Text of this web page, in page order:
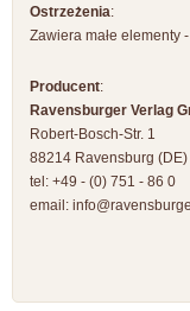
Ostrzeżenia:
Zawiera małe elementy
Producent:
Ravensburger Verlag
Robert-Bosch-Str. 1
88214 Ravensburg (DE)
tel: +49 - (0) 751 - 86 0
email: